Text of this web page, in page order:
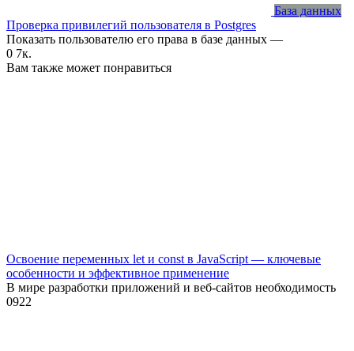
База данных
Проверка привилегий пользователя в Postgres
Показать пользователю его права в базе данных —
0 7к.
Вам также может понравиться
Освоение переменных let и const в JavaScript — ключевые
особенности и эффективное применение
В мире разработки приложений и веб-сайтов необходимость
0922